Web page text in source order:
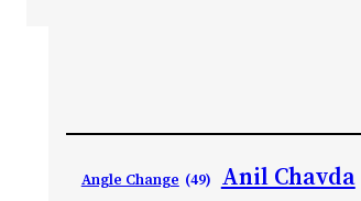
Angle Change (49) Anil Chavda